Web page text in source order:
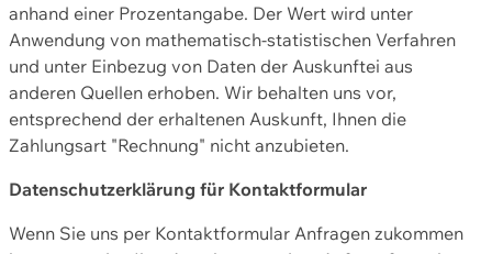
anhand einer Prozentangabe. Der Wert wird unter
Anwendung von mathematisch-statistischen Verfahren
und unter Einbezug von Daten der Auskunftei aus
anderen Quellen erhoben. Wir behalten uns vor,
entsprechend der erhaltenen Auskunft, Ihnen die
Zahlungsart "Rechnung" nicht anzubieten.
Datenschutzerklärung für Kontaktformular
Wenn Sie uns per Kontaktformular Anfragen zukommen